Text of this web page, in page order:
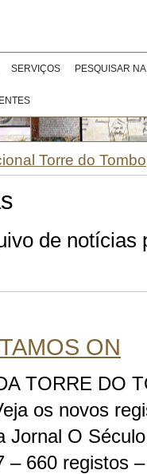
SERVIÇOS PESQUISAR
Torre do Tombo
de notícias
ON
TORRE DO
os novos
Jornal O
– 660 registos